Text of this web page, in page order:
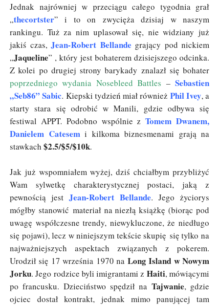
Jednak najrówniej w przeciągu całego tygodnia grał
„thecortster” i to on zwycięża dzisiaj w naszym
rankingu. Tuż za nim uplasował się, nie widziany już
jakiś czas, Jean-Robert Bellande grający pod nickiem
„Jaqueline” , który jest bohaterem dzisiejszego odcinka.
Z kolei po drugiej strony barykady znalazł się bohater
poprzedniego wydania Nosebleed Battles –Sebastien
„Seb86” Sabic. Kiepski tydzień miał również Phil Ivey, a
starty stara się odrobić w Manili, gdzie odbywa się
festiwal APPT. Podobno wspólnie zTomem Dwanem,
Danielem Catesemi kilkoma biznesmenami grają na
stawkach $2.5/$5/$10k.
Jak już wspomniałem wyżej, dziś chciałbym przybliżyć
Wam sylwetkę charakterystycznej postaci, jaką z
pewnością jest Jean-Robert Bellande. Jego życiorys
mógłby stanowić materiał na niezłą książkę (biorąc pod
uwagę współczesne trendy, niewykluczone, że niedługo
się pojawi), lecz w niniejszym tekście skupię się tylko na
najważniejszych aspektach związanych z pokerem.
Urodził się 17 września 1970 na Long Island w Nowym
Jorku. Jego rodzice byli imigrantami z Haiti, mówiącymi
po francusku. Dzieciństwo spędził na Tajwanie, gdzie
ojciec dostał kontrakt, jednak mimo panującej tam